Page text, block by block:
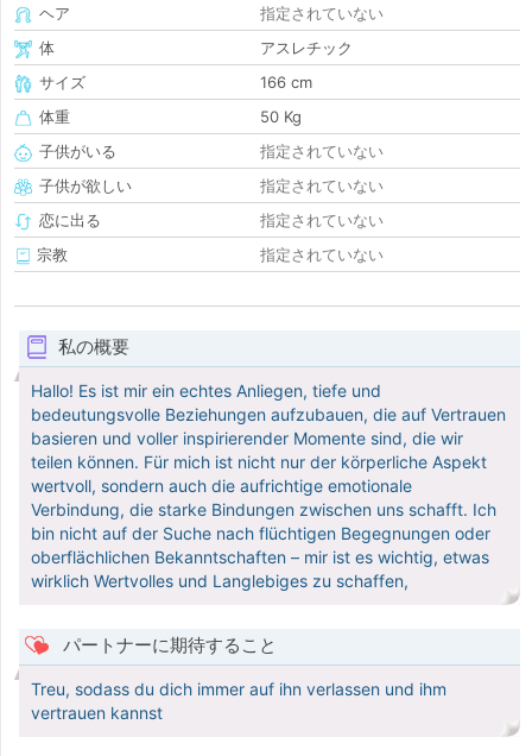
ヘア
指定されていない
体
アスレチック
サイズ
166 cm
体重
50 Kg
子供がいる
指定されていない
子供が欲しい
指定されていない
恋に出る
指定されていない
宗教
指定されていない
私の概要
Hallo! Es ist mir ein echtes Anliegen, tiefe und
bedeutungsvolle Beziehungen aufzubauen, die auf Vertrauen
basieren und voller inspirierender Momente sind, die wir
teilen können. Für mich ist nicht nur der körperliche Aspekt
wertvoll, sondern auch die aufrichtige emotionale
Verbindung, die starke Bindungen zwischen uns schafft. Ich
bin nicht auf der Suche nach flüchtigen Begegnungen oder
oberflächlichen Bekanntschaften – mir ist es wichtig, etwas
wirklich Wertvolles und Langlebiges zu schaffen,
パートナーに期待すること
Treu, sodass du dich immer auf ihn verlassen und ihm
vertrauen kannst